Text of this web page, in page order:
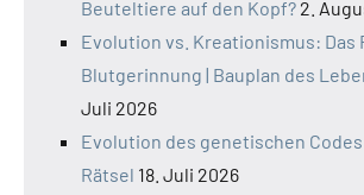
Beuteltiere auf den Kopf? 2.
Evolution vs. Kreationismus: Das
Blutgerinnung | Bauplan des
Juli 2026
Evolution des genetischen
Rätsel 18. Juli 2026